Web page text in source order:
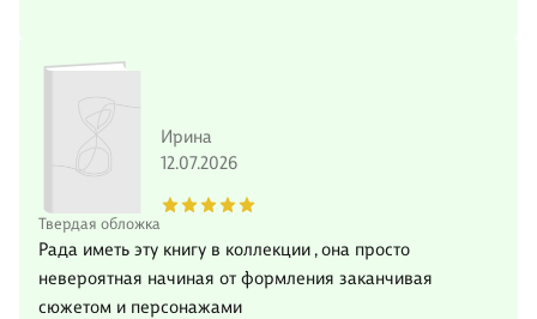
Твердая обложка
Ирина
12.07.2026
Рада иметь эту книгу в коллекции , она просто
невероятная начиная от формления заканчивая
сюжетом и персонажами